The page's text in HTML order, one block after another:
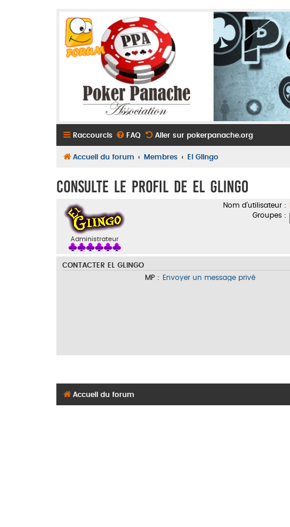
Raccourcis FAQ Aller sur pokerpanache.org
Accueil du forum Membres El Glingo
Consulte le profil de El Glingo
Administrateur
Nom d’utilisateur :
Groupes :
CONTACTER EL GLINGO
MP : Envoyer un message privé
Accueil du forum